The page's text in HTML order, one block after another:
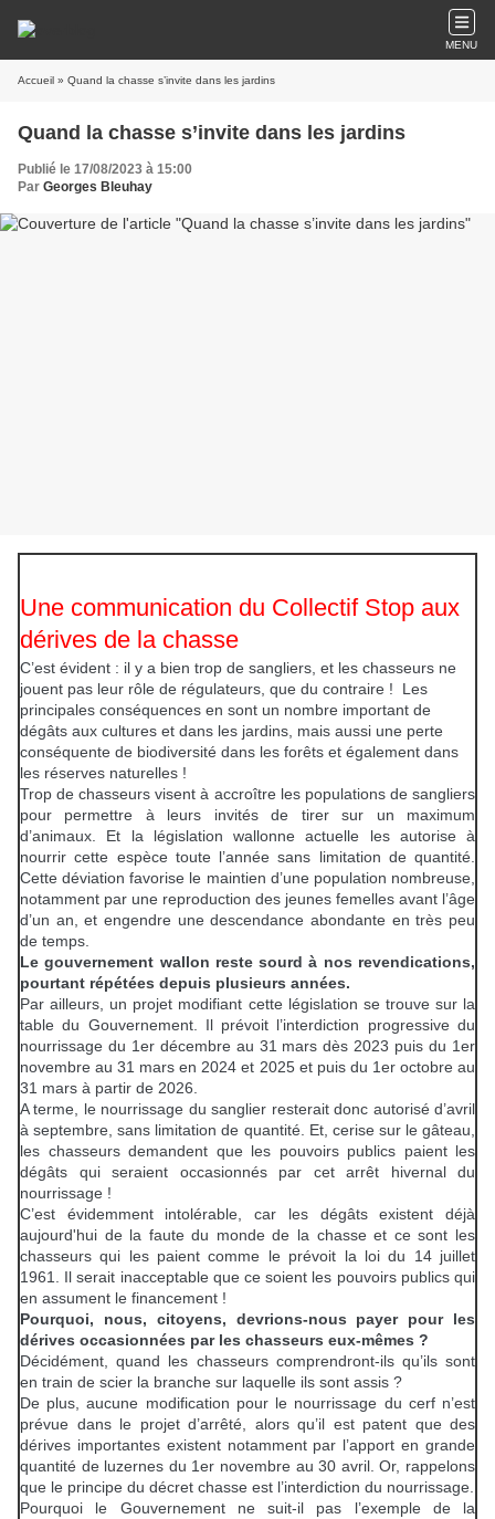
MENU
Accueil » Quand la chasse s’invite dans les jardins
Quand la chasse s’invite dans les jardins
Publié le 17/08/2023 à 15:00
Par Georges Bleuhay
Une communication du Collectif Stop aux
dérives de la chasse
C’est évident : il y a bien trop de sangliers, et les chasseurs ne
jouent pas leur rôle de régulateurs, que du contraire ! Les
principales conséquences en sont un nombre important de
dégâts aux cultures et dans les jardins, mais aussi une perte
conséquente de biodiversité dans les forêts et également dans
les réserves naturelles !
Trop de chasseurs visent à accroître les populations de sangliers
pour permettre à leurs invités de tirer sur un maximum
d’animaux. Et la législation wallonne actuelle les autorise à
nourrir cette espèce toute l’année sans limitation de quantité.
Cette déviation favorise le maintien d’une population nombreuse,
notamment par une reproduction des jeunes femelles avant l’âge
d’un an, et engendre une descendance abondante en très peu
de temps.
Le gouvernement wallon reste sourd à nos revendications,
pourtant répétées depuis plusieurs années.
Par ailleurs, un projet modifiant cette législation se trouve sur la
table du Gouvernement. Il prévoit l’interdiction progressive du
nourrissage du 1er décembre au 31 mars dès 2023 puis du 1er
novembre au 31 mars en 2024 et 2025 et puis du 1er octobre au
31 mars à partir de 2026.
A terme, le nourrissage du sanglier resterait donc autorisé d’avril
à septembre, sans limitation de quantité. Et, cerise sur le gâteau,
les chasseurs demandent que les pouvoirs publics paient les
dégâts qui seraient occasionnés par cet arrêt hivernal du
nourrissage !
C’est évidemment intolérable, car les dégâts existent déjà
aujourd'hui de la faute du monde de la chasse et ce sont les
chasseurs qui les paient comme le prévoit la loi du 14 juillet
1961. Il serait inacceptable que ce soient les pouvoirs publics qui
en assument le financement !
Pourquoi, nous, citoyens, devrions-nous payer pour les
dérives occasionnées par les chasseurs eux-mêmes ?
Décidément, quand les chasseurs comprendront-ils qu’ils sont
en train de scier la branche sur laquelle ils sont assis ?
De plus, aucune modification pour le nourrissage du cerf n’est
prévue dans le projet d’arrêté, alors qu’il est patent que des
dérives importantes existent notamment par l’apport en grande
quantité de luzernes du 1er novembre au 30 avril. Or, rappelons
que le principe du décret chasse est l’interdiction du nourrissage.
Pourquoi le Gouvernement ne suit-il pas l’exemple de la